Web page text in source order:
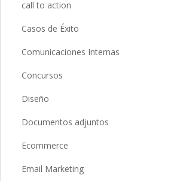
call to action
Casos de Éxito
Comunicaciones Internas
Concursos
Diseño
Documentos adjuntos
Ecommerce
Email Marketing